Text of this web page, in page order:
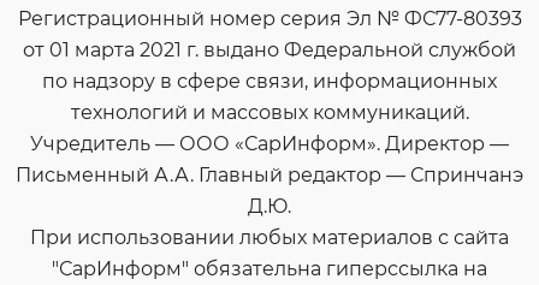
Регистрационный номер серия Эл № ФС77-80393
от 01 марта 2021 г. выдано Федеральной службой
по надзору в сфере связи, информационных
технологий и массовых коммуникаций.
Учредитель — ООО «СарИнформ». Директор —
Письменный А.А. Главный редактор — Спринчанэ
Д.Ю.
При использовании любых материалов с сайта
"СарИнформ" обязательна гиперссылка на